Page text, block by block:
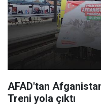
AFAD'tan
Treni yola çıktı